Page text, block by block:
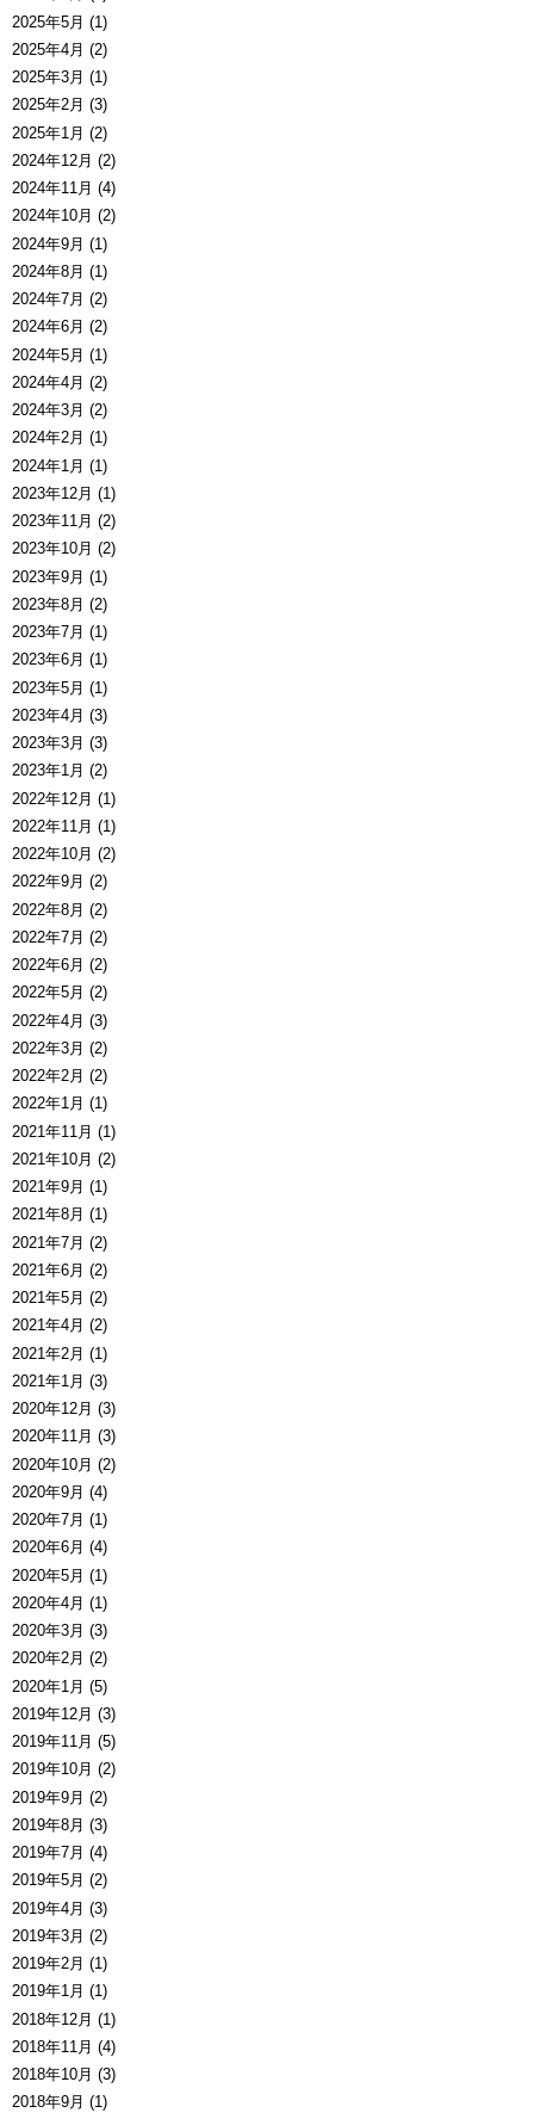
2025年5月 (1)
2025年4月 (2)
2025年3月 (1)
2025年2月 (3)
2025年1月 (2)
2024年12月 (2)
2024年11月 (4)
2024年10月 (2)
2024年9月 (1)
2024年8月 (1)
2024年7月 (2)
2024年6月 (2)
2024年5月 (1)
2024年4月 (2)
2024年3月 (2)
2024年2月 (1)
2024年1月 (1)
2023年12月 (1)
2023年11月 (2)
2023年10月 (2)
2023年9月 (1)
2023年8月 (2)
2023年7月 (1)
2023年6月 (1)
2023年5月 (1)
2023年4月 (3)
2023年3月 (3)
2023年1月 (2)
2022年12月 (1)
2022年11月 (1)
2022年10月 (2)
2022年9月 (2)
2022年8月 (2)
2022年7月 (2)
2022年6月 (2)
2022年5月 (2)
2022年4月 (3)
2022年3月 (2)
2022年2月 (2)
2022年1月 (1)
2021年11月 (1)
2021年10月 (2)
2021年9月 (1)
2021年8月 (1)
2021年7月 (2)
2021年6月 (2)
2021年5月 (2)
2021年4月 (2)
2021年2月 (1)
2021年1月 (3)
2020年12月 (3)
2020年11月 (3)
2020年10月 (2)
2020年9月 (4)
2020年7月 (1)
2020年6月 (4)
2020年5月 (1)
2020年4月 (1)
2020年3月 (3)
2020年2月 (2)
2020年1月 (5)
2019年12月 (3)
2019年11月 (5)
2019年10月 (2)
2019年9月 (2)
2019年8月 (3)
2019年7月 (4)
2019年5月 (2)
2019年4月 (3)
2019年3月 (2)
2019年2月 (1)
2019年1月 (1)
2018年12月 (1)
2018年11月 (4)
2018年10月 (3)
2018年9月 (1)